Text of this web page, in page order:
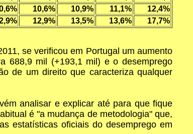
10,6% 10,9% 11,1%
12,4%
12,9% 13,5% 13,6% 17,7%
se verificou em Portugal um aumento
688,9 mil (+193,1 mil) e o desemprego
de um direito que caracteriza qualquer
analisar e explicar até para que fique
é "a mudança de metodologia" que,
estatísticas oficiais do desemprego em